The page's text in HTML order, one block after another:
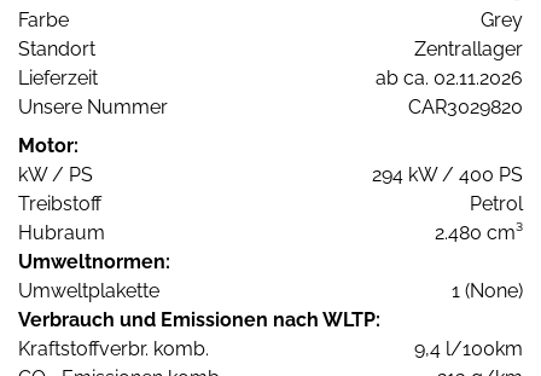
Farbe
Grey
Standort
Zentrallager
Lieferzeit
ab ca. 02.11.2026
Unsere Nummer
CAR3029820
Motor:
kW / PS
294 kW / 400 PS
Treibstoff
Petrol
Hubraum
2.480 cm³
Umweltnormen:
Umweltplakette
1 (None)
Verbrauch und Emissionen nach WLTP:
Kraftstoffverbr. komb.
9,4 l/100km